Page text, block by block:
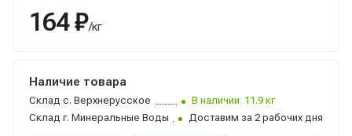
164 ₽/кг
Наличие товара
Склад с. Верхнерусское
В наличии: 11.9 кг
Склад г. Минеральные Воды Доставим за 2 рабочих дня